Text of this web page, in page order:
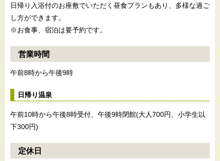
日帰り入浴付のお座敷でいただく昼食プランもあり、多様な過ご
し方ができます。
※お食事、宿泊は要予約です。
営業時間
午前8時から午後9時
日帰り温泉
午前10時から午後8時受付、午後9時閉館(大人700円、小学生以
下300円)
定休日